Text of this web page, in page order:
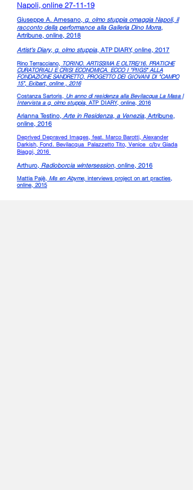
Napoli, online 27-11-19
Giuseppe A. Arnesano, g. olmo stuppia omaggia Napoli, il
racconto della performance alla Galleria Dino Morra,
Artribune, online, 2018
Artist's Diary, g. olmo stuppia, ATP DIARY, online, 2017
Rino Terracciano, TORINO. ARTISSIMA E OLTRE/16. PRATICHE
CURATORIALI E CRISI ECONOMICA. ECCO I "PIIGS" ALLA
FONDAZIONE SANDRETTO, PROGETTO DEI GIOVANI DI "CAMPO
15", Exibart, online , 2016
Costanza Sartoris, Un anno di residenza alla Bevilacqua La Masa |
Intervista a g. olmo stuppia, ATP DIARY, online, 2016
Arianna Testino, Arte in Residenza, a Venezia, Artribune,
online, 2016
Deprived Depraved Images, feat. Marco Barotti, Alexander
Darkish, Fond. Bevilacqua Palazzetto Tito, Venice c/by Giada
Biaggi, 2016
Arthuro, Radioborcia wintersession, online, 2016
Mattia Pajè, Mis en Abyme, interviews project on art practies,
online, 2015